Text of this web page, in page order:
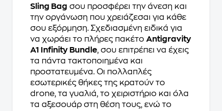
Sling Bag σου προσφέρει την άνεση και
την οργάνωση που χρειάζεσαι για κάθε
σου εξόρμηση. Σχεδιασμένη ειδικά για
να χωράει το πλήρες πακέτο Antigravity
A1 Infinity Bundle, σου επιτρέπει να έχεις
τα πάντα τακτοποιημένα και
προστατευμένα. Οι πολλαπλές
εσωτερικές θήκες της κρατούν το
drone, τα γυαλιά, το χειριστήριο και όλα
τα αξεσουάρ στη θέση τους, ενώ το